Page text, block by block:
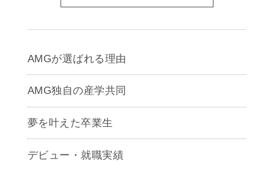
AMGが選ばれる理由
AMG独自の産学共同
夢を叶えた卒業生
デビュー・就職実績